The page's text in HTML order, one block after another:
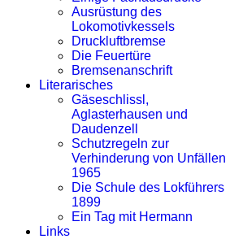
Ausrüstung des
Lokomotivkessels
Druckluftbremse
Die Feuertüre
Bremsenanschrift
Literarisches
Gäseschlissl,
Aglasterhausen und
Daudenzell
Schutzregeln zur
Verhinderung von Unfällen
1965
Die Schule des Lokführers
1899
Ein Tag mit Hermann
Links